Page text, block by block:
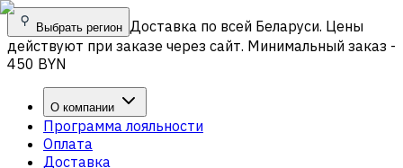
Выбрать регион Доставка по всей Беларуси. Цены
действуют при заказе через сайт. Минимальный заказ -
450 BYN
О компании
Программа лояльности
Оплата
Доставка